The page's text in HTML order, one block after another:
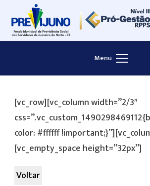
content
Menu
[vc_row][vc_column width=”2/3″
color: #ffffff
[vc_empty_space height=”32px”]
Voltar